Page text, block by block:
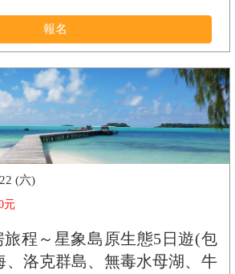
報名
元
程～星象島原生態5日遊(包
、洛克群島、無毒水母湖、牛
(六)